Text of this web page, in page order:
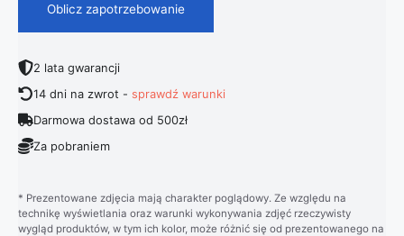
Oblicz zapotrzebowanie
2 lata gwarancji
14 dni na zwrot -sprawdź warunki
Darmowa dostawa od 500zł
Za pobraniem
* Prezentowane zdjęcia mają charakter poglądowy. Ze względu na
technikę wyświetlania oraz warunki wykonywania zdjęć rzeczywisty
wygląd produktów, w tym ich kolor, może różnić się od prezentowanego na